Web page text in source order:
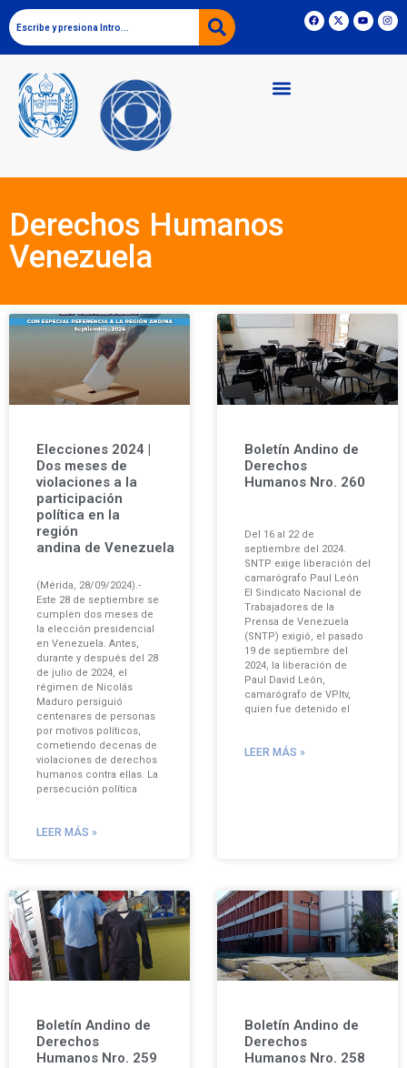
Derechos Humanos
Venezuela
Elecciones 2024 |
Dos meses de
violaciones a la
participación
política en la
región
andina de Venezuela
(Mérida, 28/09/2024).-
Este 28 de septiembre se
cumplen dos meses de
la elección presidencial
en Venezuela. Antes,
durante y después del 28
de julio de 2024, el
régimen de Nicolás
Maduro persiguió
centenares de personas
por motivos políticos,
cometiendo decenas de
violaciones de derechos
humanos contra ellas. La
persecución política
LEER MÁS »
Boletín Andino de
Derechos
Humanos Nro. 260
Del 16 al 22 de
septiembre del 2024.
SNTP exige liberación del
camarógrafo Paul León
El Sindicato Nacional de
Trabajadores de la
Prensa de Venezuela
(SNTP) exigió, el pasado
19 de septiembre del
2024, la liberación de
Paul David León,
camarógrafo de VPItv,
quien fue detenido el
LEER MÁS »
Boletín Andino de
Derechos
Humanos Nro. 259
Boletín Andino de
Derechos
Humanos Nro. 258